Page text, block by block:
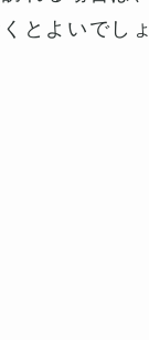
とよいでしょ